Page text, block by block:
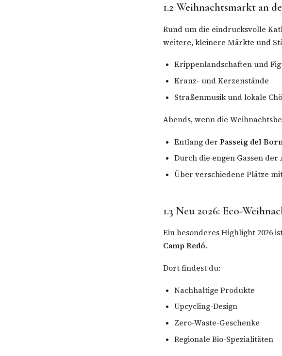
1.2 Weihnachtsmarkt an
Rund um die eindrucksvolle
weitere, kleinere Märkte und
Krippenlandschaften und
Kranz- und Kerzenstände
Straßenmusik und lokale
Abends, wenn die
Entlang derPasseig del
Durch die engen Gassen der
Über verschiedene Plätze
1.3 Neu 2026: Eco-
Ein besonderes Highlight 2026
Camp Redó.
Dort findest du:
Nachhaltige Produkte
Upcycling-Design
Zero-Waste-Geschenke
Regionale Bio-Spezialitäten